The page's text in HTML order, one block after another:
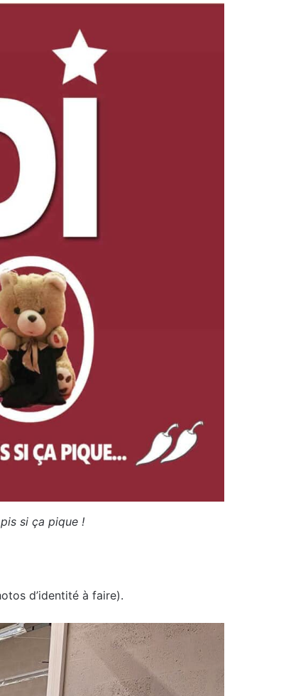
si ça pique !
d’identité à faire).